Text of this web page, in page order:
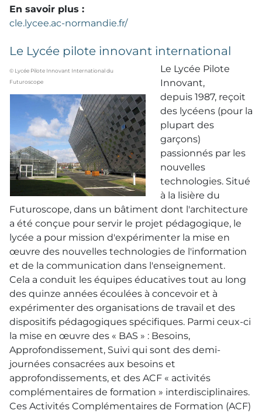
En savoir plus :
cle.lycee.ac-normandie.fr/
Le Lycée pilote innovant international
© Lycée Pilote Innovant International du
Futuroscope
Le Lycée Pilote
Innovant,
depuis 1987, reçoit
des lycéens (pour la
plupart des
garçons)
passionnés par les
nouvelles
technologies. Situé
à la lisière du
Futuroscope, dans un bâtiment dont l'architecture
a été conçue pour servir le projet pédagogique, le
lycée a pour mission d'expérimenter la mise en
œuvre des nouvelles technologies de l'information
et de la communication dans l'enseignement.
Cela a conduit les équipes éducatives tout au long
des quinze années écoulées à concevoir et à
expérimenter des organisations de travail et des
dispositifs pédagogiques spécifiques. Parmi ceux-ci
la mise en œuvre des « BAS » : Besoins,
Approfondissement, Suivi qui sont des demi-
journées consacrées aux besoins et
approfondissements, et des ACF « activités
complémentaires de formation » interdisciplinaires.
Ces Activités Complémentaires de Formation (ACF)